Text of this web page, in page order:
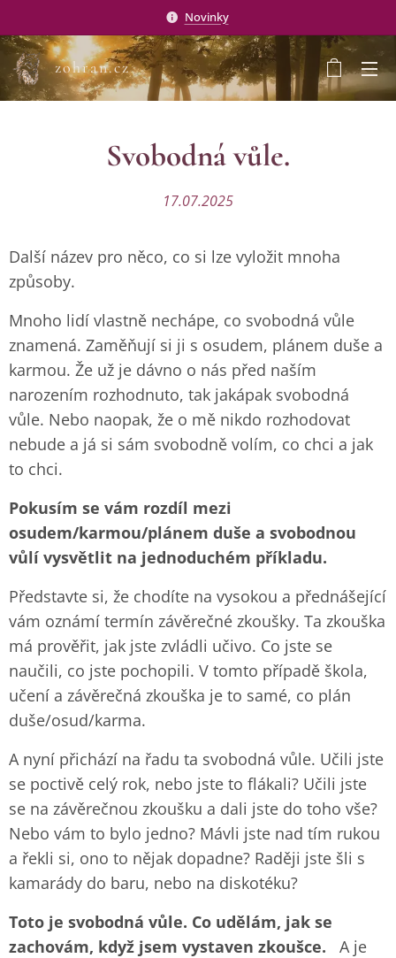
Novinky
zohran.cz
Svobodná vůle.
17.07.2025
Další název pro něco, co si lze vyložit mnoha
způsoby.
Mnoho lidí vlastně nechápe, co svobodná vůle
znamená. Zaměňují si ji s osudem, plánem duše a
karmou. Že už je dávno o nás před naším
narozením rozhodnuto, tak jakápak svobodná
vůle. Nebo naopak, že o mě nikdo rozhodovat
nebude a já si sám svobodně volím, co chci a jak
to chci.
Pokusím se vám rozdíl mezi
osudem/karmou/plánem duše a svobodnou
vůlí vysvětlit na jednoduchém příkladu.
Představte si, že chodíte na vysokou a přednášející
vám oznámí termín závěrečné zkoušky. Ta zkouška
má prověřit, jak jste zvládli učivo. Co jste se
naučili, co jste pochopili. V tomto případě škola,
učení a závěrečná zkouška je to samé, co plán
duše/osud/karma.
A nyní přichází na řadu ta svobodná vůle. Učili jste
se poctivě celý rok, nebo jste to flákali? Učili jste
se na závěrečnou zkoušku a dali jste do toho vše?
Nebo vám to bylo jedno? Mávli jste nad tím rukou
a řekli si, ono to nějak dopadne? Raději jste šli s
kamarády do baru, nebo na diskotéku?
Toto je svobodná vůle. Co udělám, jak se
zachovám, když jsem vystaven zkoušce. A je